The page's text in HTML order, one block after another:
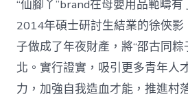
“仙腳丫”brand在母嬰用品範疇有
2014年碩士研討生結業的徐俠
子做成了年夜財產，將“邵古同粽
北。實行證實，吸引更多青年人
力，加強自我造血才能，推進村